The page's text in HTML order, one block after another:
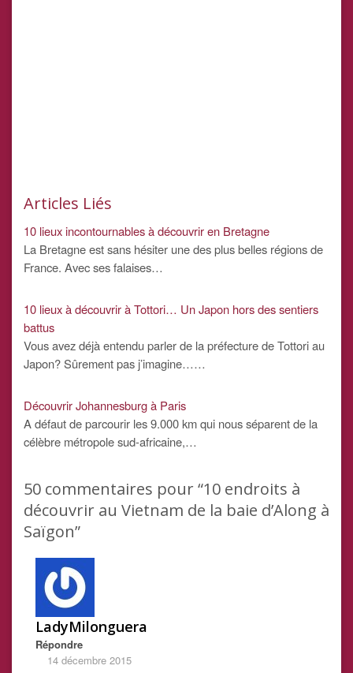
Articles Liés
10 lieux incontournables à découvrir en Bretagne
La Bretagne est sans hésiter une des plus belles régions de
France. Avec ses falaises…
10 lieux à découvrir à Tottori… Un Japon hors des sentiers
battus
Vous avez déjà entendu parler de la préfecture de Tottori au
Japon? Sûrement pas j’imagine……
Découvrir Johannesburg à Paris
A défaut de parcourir les 9.000 km qui nous séparent de la
célèbre métropole sud-africaine,…
50 commentaires pour “10 endroits à
découvrir au Vietnam de la baie d’Along à
Saïgon”
LadyMilonguera
Répondre
14 décembre 2015